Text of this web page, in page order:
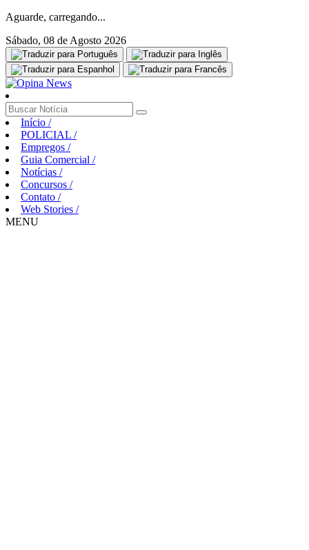
Aguarde, carregando...
Sábado, 08 de Agosto 2026
Início /
POLICIAL /
Empregos /
Guia Comercial /
Notícias /
Concursos /
Contato /
Web Stories /
MENU